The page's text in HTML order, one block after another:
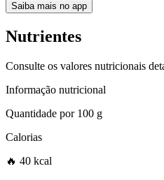
Saiba mais no app
Nutrientes
Consulte os valores nutricionais
Informação nutricional
Quantidade por100 g
Calorias
🔥 40 kcal